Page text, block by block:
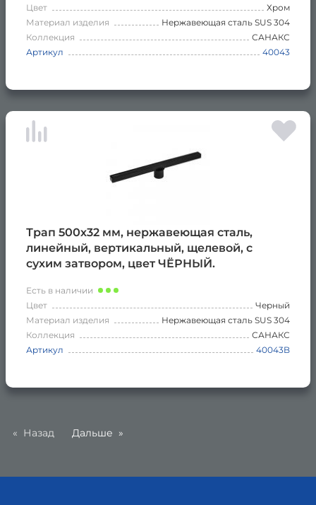
Цвет
Хром
Материал изделия
Нержавеющая сталь SUS 304
Коллекция
САНАКС
Артикул
40043
Трап 500х32 мм, нержавеющая сталь,
линейный, вертикальный, щелевой, с
сухим затвором, цвет ЧЁРНЫЙ.
Есть в наличии
Цвет
Черный
Материал изделия
Нержавеющая сталь SUS 304
Коллекция
САНАКС
Артикул
40043B
Назад Дальше